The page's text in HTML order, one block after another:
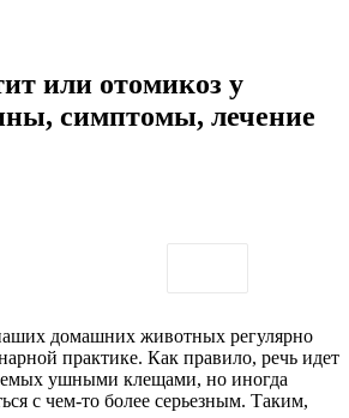
или отомикоз у
симптомы, лечение
домашних животных регулярно
практике. Как правило, речь идет
ушными клещами, но иногда
с чем-то более серьезным. Таким,